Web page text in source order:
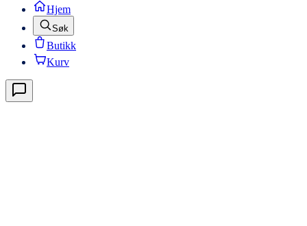
Hjem
Søk
Butikk
Kurv